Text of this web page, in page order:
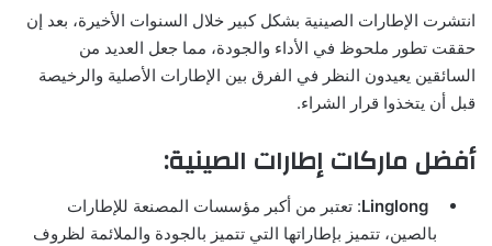
انتشرت الإطارات الصينية بشكل كبير خلال السنوات الأخيرة، بعد إن
حققت تطور ملحوظ في الأداء والجودة، مما جعل العديد من
السائقين يعيدون النظر في الفرق بين الإطارات الأصلية والرخيصة
قبل أن يتخذوا قرار الشراء.
أفضل ماركات إطارات الصينية:
Linglong: تعتبر من أكبر مؤسسات المصنعة للإطارات
بالصين، تتميز بإطاراتها التي تتميز بالجودة والملائمة لظروف